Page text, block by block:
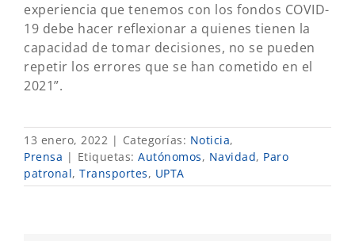
experiencia que tenemos con los fondos COVID-
19 debe hacer reflexionar a quienes tienen la
capacidad de tomar decisiones, no se pueden
repetir los errores que se han cometido en el
2021”.
13 enero, 2022 | Categorías: Noticia,
Prensa | Etiquetas: Autónomos, Navidad, Paro
patronal, Transportes, UPTA